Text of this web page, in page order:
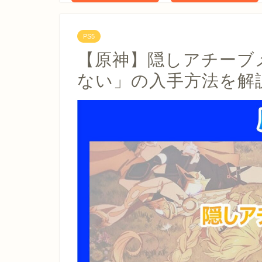
PS5
【原神】隠しアチー
ない」の入手方法を解